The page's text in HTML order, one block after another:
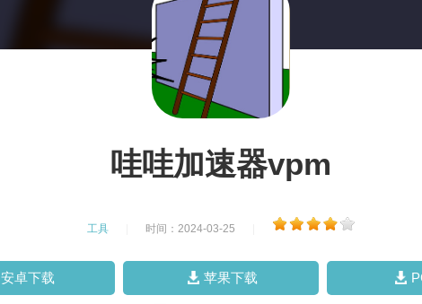
哇哇加速器vpm
工具 时间：2024-03-25
安卓下载 苹果下载